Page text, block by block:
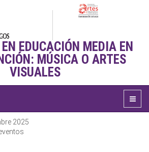
EDUCACIÓN MEDIA EN
MÚSICA O ARTES
VISUALES
2025